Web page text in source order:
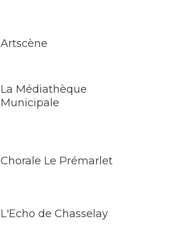
Artscène
La Médiathèque
Municipale
Chorale Le Prémarlet
L'Echo de Chasselay